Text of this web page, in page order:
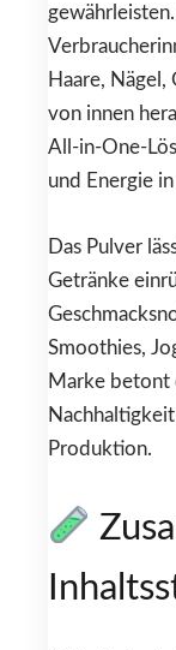
Haare,
von innen
All-in-One-
und Energie
Das Pulver
Getränke
Smoothies,
Marke betont
Produktion.